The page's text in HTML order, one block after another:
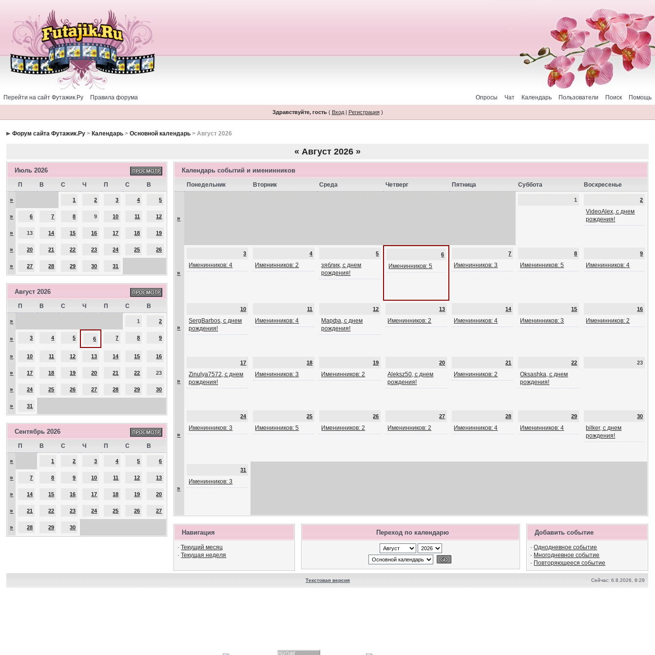
Перейти на сайт Футажик.Ру Правила форума Помощь
Поиск
Пользователи
Календарь
Чат
Опросы
Здравствуйте, гость( Вход| Регистрация)
Форум сайта Футажик.Ру > Календарь >Основной календарь > Август 2026
« Август 2026 »
Июль 2026
П В С Ч П С В
» 1 2 3 4 5
» 6 7 8 9 10 11 12
» 13 14 15 16 17 18 19
» 20 21 22 23 24 25 26
» 27 28 29 30 31
Август 2026
П В С Ч П С В
» 1 2
» 3 4 5 6 7 8 9
» 10 11 12 13 14 15 16
» 17 18 19 20 21 22 23
» 24 25 26 27 28 29 30
» 31
Сентябрь 2026
П В С Ч П С В
» 1 2 3 4 5 6
» 7 8 9 10 11 12 13
» 14 15 16 17 18 19 20
» 21 22 23 24 25 26 27
» 28 29 30
Календарь событий и именинников
Понедельник Вторник Среда Четверг Пятница Суббота Воскресенье
»
1 2
VideoAlex, с днем
рождения!
»
3
Именинников: 4
4
Именинников: 2
5
зяблик, с днем
рождения!
6
Именинников: 5
7
Именинников: 3
8
Именинников: 5
9
Именинников: 4
»
10
SergBarbos, с днем
рождения!
11
Именинников: 4
12
Марфа, с днем
рождения!
13
Именинников: 2
14
Именинников: 4
15
Именинников: 3
16
Именинников: 2
»
17
Zinulya7572, с днем
рождения!
18
Именинников: 3
19
Именинников: 2
20
Aleksz50, с днем
рождения!
21
Именинников: 2
22
Oksashka, с днем
рождения!
23
»
24
Именинников: 3
25
Именинников: 5
26
Именинников: 2
27
Именинников: 2
28
Именинников: 4
29
Именинников: 4
30
bilker, с днем
рождения!
»
31
Именинников: 3
Навигация
·Текущий месяц
·Текущая неделя
Переход по календарю Добавить событие
·Однодневное событие
· Многодневное событие
· Повторяющееся событие
Текстовая версия Сейчас: 6.8.2026, 8:29